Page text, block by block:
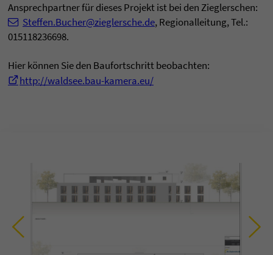
Ansprechpartner für dieses Projekt ist bei den Zieglerschen:
Steffen.Bucher@zieglersche.de, Regionalleitung, Tel.:
015118236698.
Hier können Sie den Baufortschritt beobachten:
http://waldsee.bau-kamera.eu/